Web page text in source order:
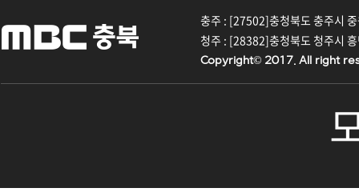
충주 : [27502]충청북도 충주시
청주 : [28382]충청북도 청주시
Copyright© 2017. All right